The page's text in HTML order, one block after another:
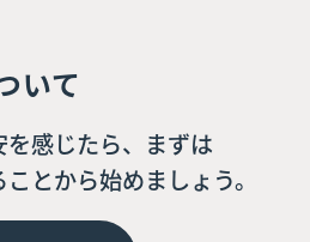
いて
感じたら、まずは
とから始めましょう。